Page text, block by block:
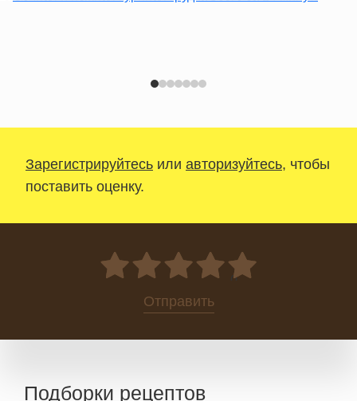
Зарегистрируйтесь или авторизуйтесь, чтобы
поставить оценку.
0
Отправить
Подборки рецептов